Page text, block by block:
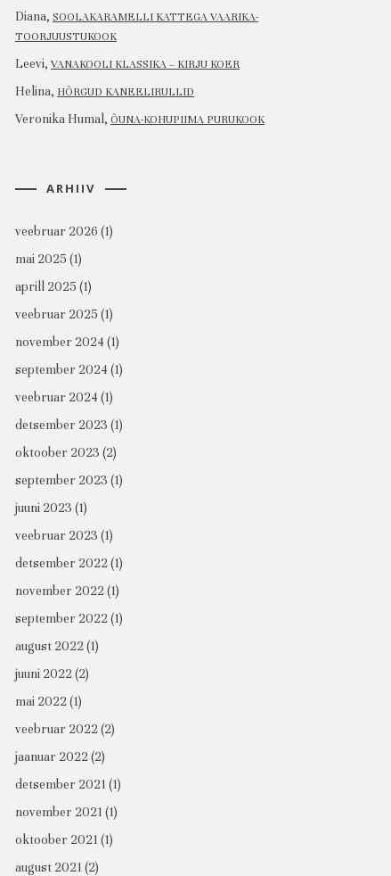
Diana, SOOLAKARAMELLI KATTEGA VAARIKA-
TOORJUUSTUKOOK
Leevi, VANAKOOLI KLASSIKA – KIRJU KOER
Helina, HÕRGUD KANEELIRULLID
Veronika Humal, ÕUNA-KOHUPIIMA PURUKOOK
ARHIIV
veebruar 2026 (1)
mai 2025 (1)
aprill 2025 (1)
veebruar 2025 (1)
november 2024 (1)
september 2024 (1)
veebruar 2024 (1)
detsember 2023 (1)
oktoober 2023 (2)
september 2023 (1)
juuni 2023 (1)
veebruar 2023 (1)
detsember 2022(1)
november 2022(1)
september 2022(1)
august 2022(1)
juuni 2022(2)
mai 2022(1)
veebruar 2022(2)
jaanuar 2022(2)
detsember 2021(1)
november 2021(1)
oktoober 2021(1)
august 2021(2)